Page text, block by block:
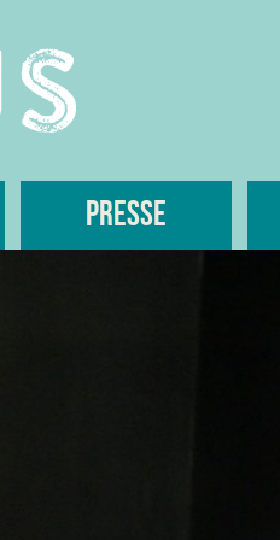
Presse